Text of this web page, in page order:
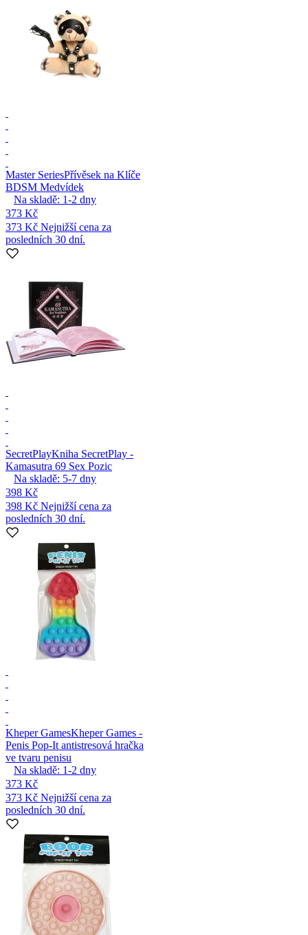
Master SeriesPřívěsek na Klíče
BDSM Medvídek
Na skladě: 1-2 dny
373 Kč
373 Kč Nejnižší cena za
posledních 30 dní.
SecretPlayKniha SecretPlay -
Kamasutra 69 Sex Pozic
Na skladě: 5-7 dny
398 Kč
398 Kč Nejnižší cena za
posledních 30 dní.
Kheper GamesKheper Games -
Penis Pop-It antistresová hračka
ve tvaru penisu
Na skladě: 1-2 dny
373 Kč
373 Kč Nejnižší cena za
posledních 30 dní.